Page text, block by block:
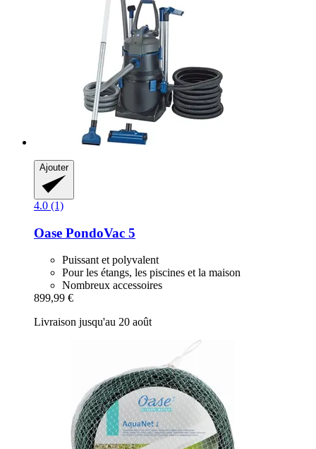
Ajouter
4.0 (1)
Oase PondoVac 5
Puissant et polyvalent
Pour les étangs, les piscines et la maison
Nombreux accessoires
899,99 €
Livraison jusqu'au 20 août